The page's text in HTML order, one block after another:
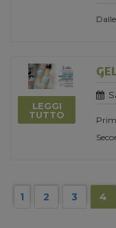
LEGGI
TUTTO
1 2 3 4